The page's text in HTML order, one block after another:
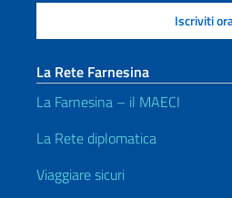
La Rete Farnesina
La Farnesina – il MAECI
La Rete diplomatica
Viaggiare sicuri